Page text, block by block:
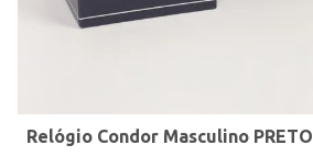
Relógio Condor Masculino PRETO